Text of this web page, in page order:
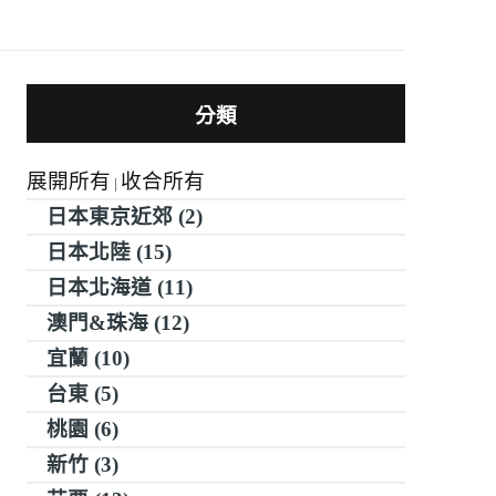
分類
展開所有 | 收合所有
日本東京近郊 (2)
日本北陸 (15)
日本北海道 (11)
澳門&珠海 (12)
宜蘭 (10)
台東 (5)
桃園 (6)
新竹 (3)